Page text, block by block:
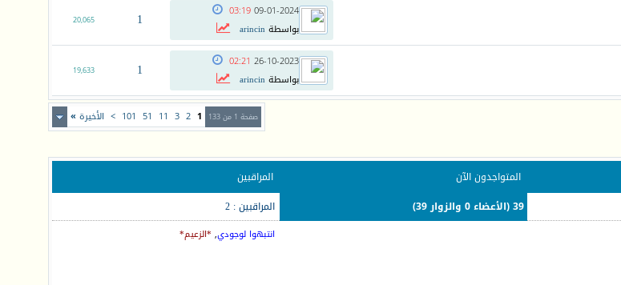
09-01-2024
03:19
بواسطةarincin
1
20,065
26-10-2023
02:21
بواسطةarincin
1
19,633
صفحة 1 من 133 1
2
3
11
51
101
> الأخيرة »
المتواجدون الآن
المراقبين
39 (الأعضاء 0 والزوار 39) المراقبين : 2
انتبهوا لوجودي, *الزعيم*